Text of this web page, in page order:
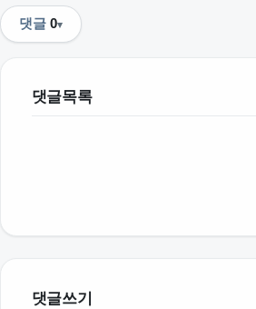
댓글 0
댓글목록
댓글쓰기